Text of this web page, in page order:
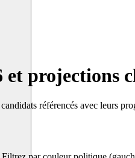
projections
référencés avec leurs